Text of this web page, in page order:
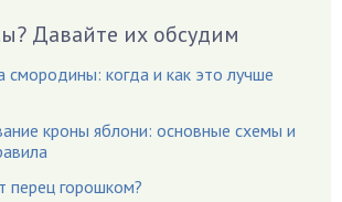
Давайте их обсудим
смородины: когда и как это лучше
кроны яблони: основные схемы и
перец горошком?